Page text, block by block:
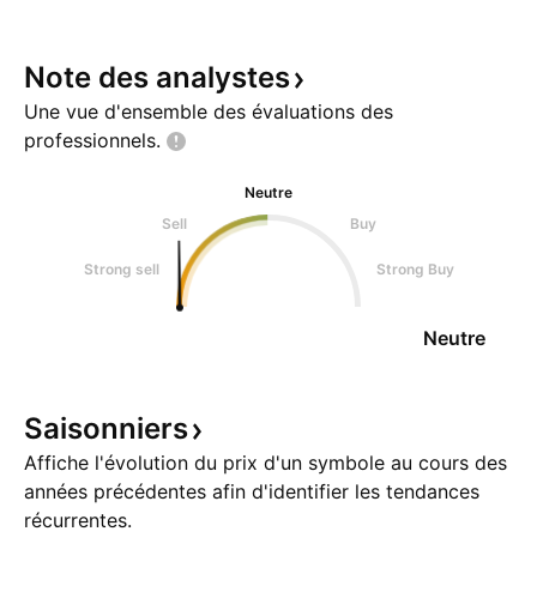
Note des analystes
Une vue d'ensemble des évaluations des
professionnels.
Neutre
Sell
Buy
Strong sell Strong Buy
Neutre
Saisonniers
Affiche l'évolution du prix d'un symbole au cours des
années précédentes afin d'identifier les tendances
récurrentes.